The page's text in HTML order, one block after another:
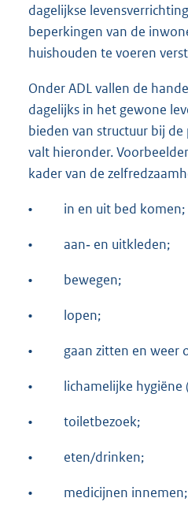
dagelijkse
beperkingen van de
huishouden te voeren
Onder ADL vallen de
dagelijks in het gewone
bieden van structuur bij
valt hieronder.
kader van de
• in en uit bed komen;
• aan‐ en uitkleden;
• bewegen;
• lopen;
• gaan zitten en weer
• lichamelijke hygiëne
• toiletbezoek;
• eten/drinken;
• medicijnen innemen;